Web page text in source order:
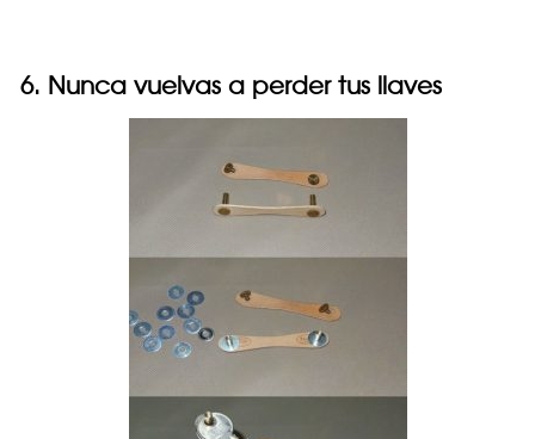
6. Nunca vuelvas a perder tus llaves